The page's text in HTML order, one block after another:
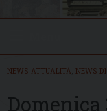
NEWS ATTUALITÀ NEWS